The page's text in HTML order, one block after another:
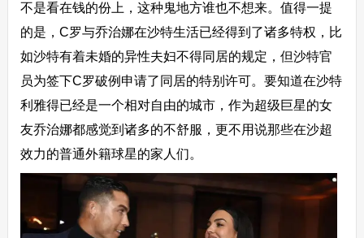
不是看在钱的份上，这种鬼地方谁也不想来。值得一提
的是，C罗与乔治娜在沙特生活已经得到了诸多特权，比
如沙特有着未婚的异性夫妇不得同居的规定，但沙特官
员为签下C罗破例申请了同居的特别许可。要知道在沙特
利雅得已经是一个相对自由的城市，作为超级巨星的女
友乔治娜都感觉到诸多的不舒服，更不用说那些在沙超
效力的普通外籍球星的家人们。